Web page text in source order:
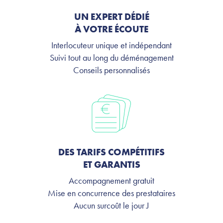
UN EXPERT DÉDIÉ
À VOTRE ÉCOUTE
Interlocuteur unique et indépendant
Suivi tout au long du déménagement
Conseils personnalisés
DES TARIFS COMPÉTITIFS
ET GARANTIS
Accompagnement gratuit
Mise en concurrence des prestataires
Aucun surcoût le jour J